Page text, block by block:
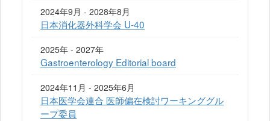
2024年9月 - 2028年8月
日本消化器外科学会 U-40
2025年 - 2027年
Gastroenterology Editorial board
2024年11月 - 2025年6月
日本医学会連合 医師偏在検討ワーキンググル
ープ委員